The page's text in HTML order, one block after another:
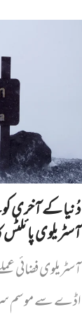
دُنیا کے آخری
آسٹریلوی
آسٹریلوی فضائی
اڈے سے موسم